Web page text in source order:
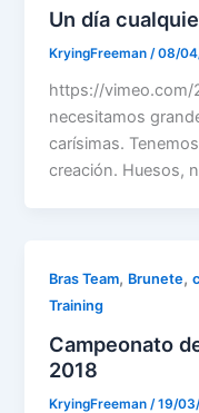
Un día
KryingFreeman/08/
https://
necesitamos
carísimas.
creación. Huesos,
Bras Team, Brunete,
Training
Campeonato
2018
KryingFreeman /19/